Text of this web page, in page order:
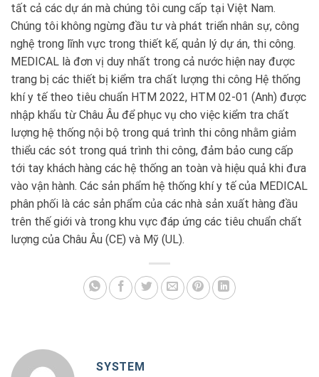
tất cả các dự án mà chúng tôi cung cấp tại Việt Nam.
Chúng tôi không ngừng đầu tư và phát triển nhân sự, công
nghệ trong lĩnh vực trong thiết kế, quản lý dự án, thi công.
MEDICAL là đơn vị duy nhất trong cả nước hiện nay được
trang bị các thiết bị kiểm tra chất lượng thi công Hệ thống
khí y tế theo tiêu chuẩn HTM 2022, HTM 02-01 (Anh) được
nhập khẩu từ Châu Âu để phục vụ cho việc kiểm tra chất
lượng hệ thống nội bộ trong quá trình thi công nhằm giảm
thiểu các sót trong quá trình thi công, đảm bảo cung cấp
tới tay khách hàng các hệ thống an toàn và hiệu quả khi đưa
vào vận hành. Các sản phẩm hệ thống khí y tế của MEDICAL
phân phối là các sản phẩm của các nhà sản xuất hàng đầu
trên thế giới và trong khu vực đáp ứng các tiêu chuẩn chất
lượng của Châu Âu (CE) và Mỹ (UL).
SYSTEM